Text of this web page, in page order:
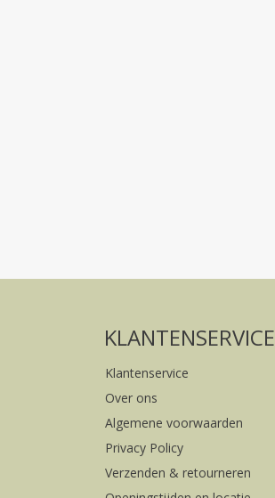
KLANTENSERVICE
Klantenservice
Over ons
Algemene voorwaarden
Privacy Policy
Verzenden & retourneren